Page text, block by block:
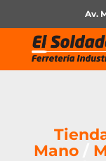
Av.
Mano